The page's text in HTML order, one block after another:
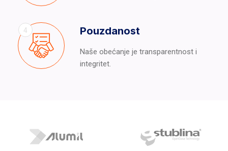
4 Pouzdanost
Naše obećanje je transparentnost i
integritet.